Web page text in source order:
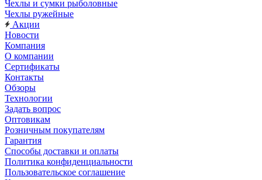
Чехлы и сумки рыболовные
Чехлы ружейные
Акции
Новости
Компания
О компании
Сертификаты
Контакты
Обзоры
Технологии
Задать вопрос
Оптовикам
Розничным покупателям
Гарантия
Способы доставки и оплаты
Политика конфиденциальности
Пользовательское соглашение